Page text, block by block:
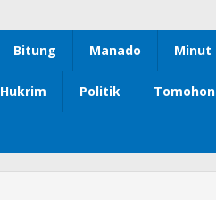
Bitung Manado Minut
Hukrim Politik Tomohon